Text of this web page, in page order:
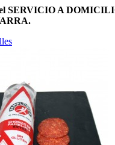
SERVICIO A